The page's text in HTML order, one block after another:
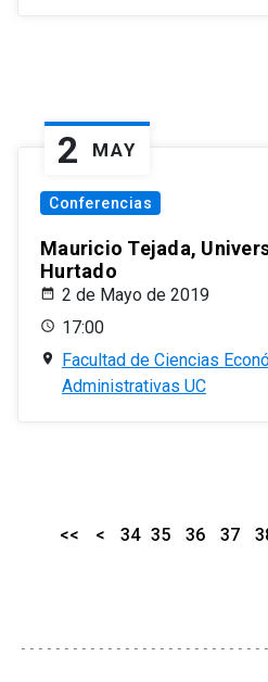
2 MAY
Conferencias
Mauricio Tejada,
Hurtado
2 de Mayo de 2019
17:00
Facultad de Ciencias
Administrativas UC
<< < 34 35 36 37